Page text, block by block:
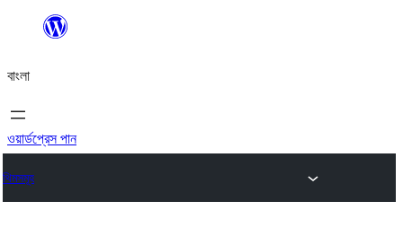
যান
বাংলা
ওয়ার্ডপ্রেস পান
থিমসমূহ